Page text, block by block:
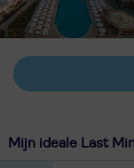
Mijn ideale Last